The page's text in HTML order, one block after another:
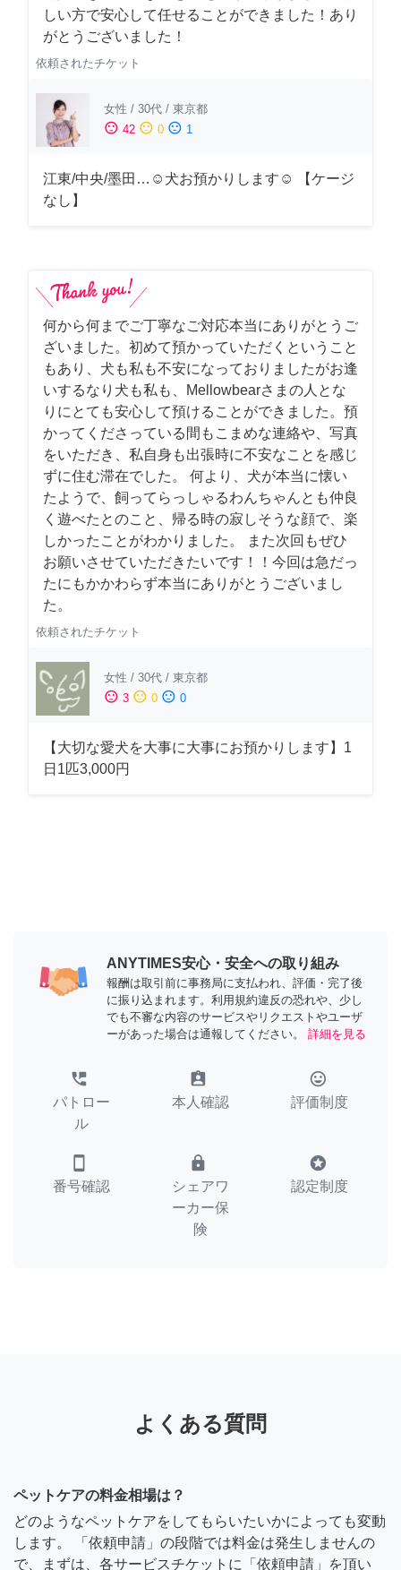
しい方で安心して任せることができました！あり
がとうございました！
依頼されたチケット
女性 / 30代 / 東京都
sentiment_satisfied 42 sentiment_neutral 0 sentiment_dissatisfied 1
江東/中央/墨田…☺︎犬お預かりします☺︎ 【ケージ
なし】
何から何までご丁寧なご対応本当にありがとうご
ざいました。初めて預かっていただくということ
もあり、犬も私も不安になっておりましたがお逢
いするなり犬も私も、Mellowbearさまの人とな
りにとても安心して預けることができました。預
かってくださっている間もこまめな連絡や、写真
をいただき、私自身も出張時に不安なことを感じ
ずに住む滞在でした。 何より、犬が本当に懐い
たようで、飼ってらっしゃるわんちゃんとも仲良
く遊べたとのこと、帰る時の寂しそうな顔で、楽
しかったことがわかりました。 また次回もぜひ
お願いさせていただきたいです！！今回は急だっ
たにもかかわらず本当にありがとうございまし
た。
依頼されたチケット
女性 / 30代 / 東京都
sentiment_satisfied 3 sentiment_neutral 0 sentiment_dissatisfied 0
【大切な愛犬を大事に大事にお預かりします】1
日1匹3,000円
ANYTIMES安心・安全への取り組み
報酬は取引前に事務局に支払われ、評価・完了後
に振り込まれます。利用規約違反の恐れや、少し
でも不審な内容のサービスやリクエストやユーザ
ーがあった場合は通報してください。
詳細を見る
perm_phone_msg
パトロー
ル
assignment_ind
本人確認
tag_faces
評価制度
smartphone
番号確認
lock
シェアワ
ーカー保
険
stars
認定制度
よくある質問
ペットケアの料金相場は？
どのようなペットケアをしてもらいたいかによっても変動
します。 「依頼申請」の段階では料金は発生しませんの
で、まずは、各サービスチケットに「依頼申請」を頂い